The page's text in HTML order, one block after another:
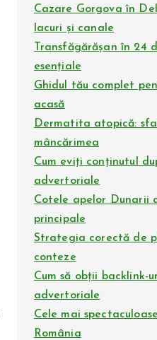
Cazare Gorgova în
lacuri și canale
Transfăgărășan în 24
esențiale
Ghidul tău complet
acasă
Dermatita atopică:
mâncărimea
Cum eviți conținutul
advertoriale
Cotele apelor Dunarii
principale
Strategia corectă de
conteze
Cum să obții backlink-
advertoriale
Cele mai
România